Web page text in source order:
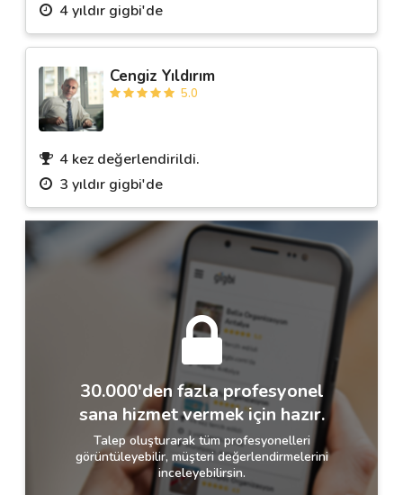
4 yıldır gigbi'de
Cengiz Yıldırım
5.0
4 kez değerlendirildi.
3 yıldır gigbi'de
30.000'den fazla profesyonel
sana hizmet vermek için hazır.
Talep oluşturarak tüm profesyonelleri
görüntüleyebilir, müşteri değerlendirmelerini
inceleyebilirsin.